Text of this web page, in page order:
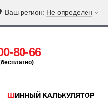
Ваш регион: Не определен
80-66
ШИННЫЙ КАЛЬКУЛЯТОР